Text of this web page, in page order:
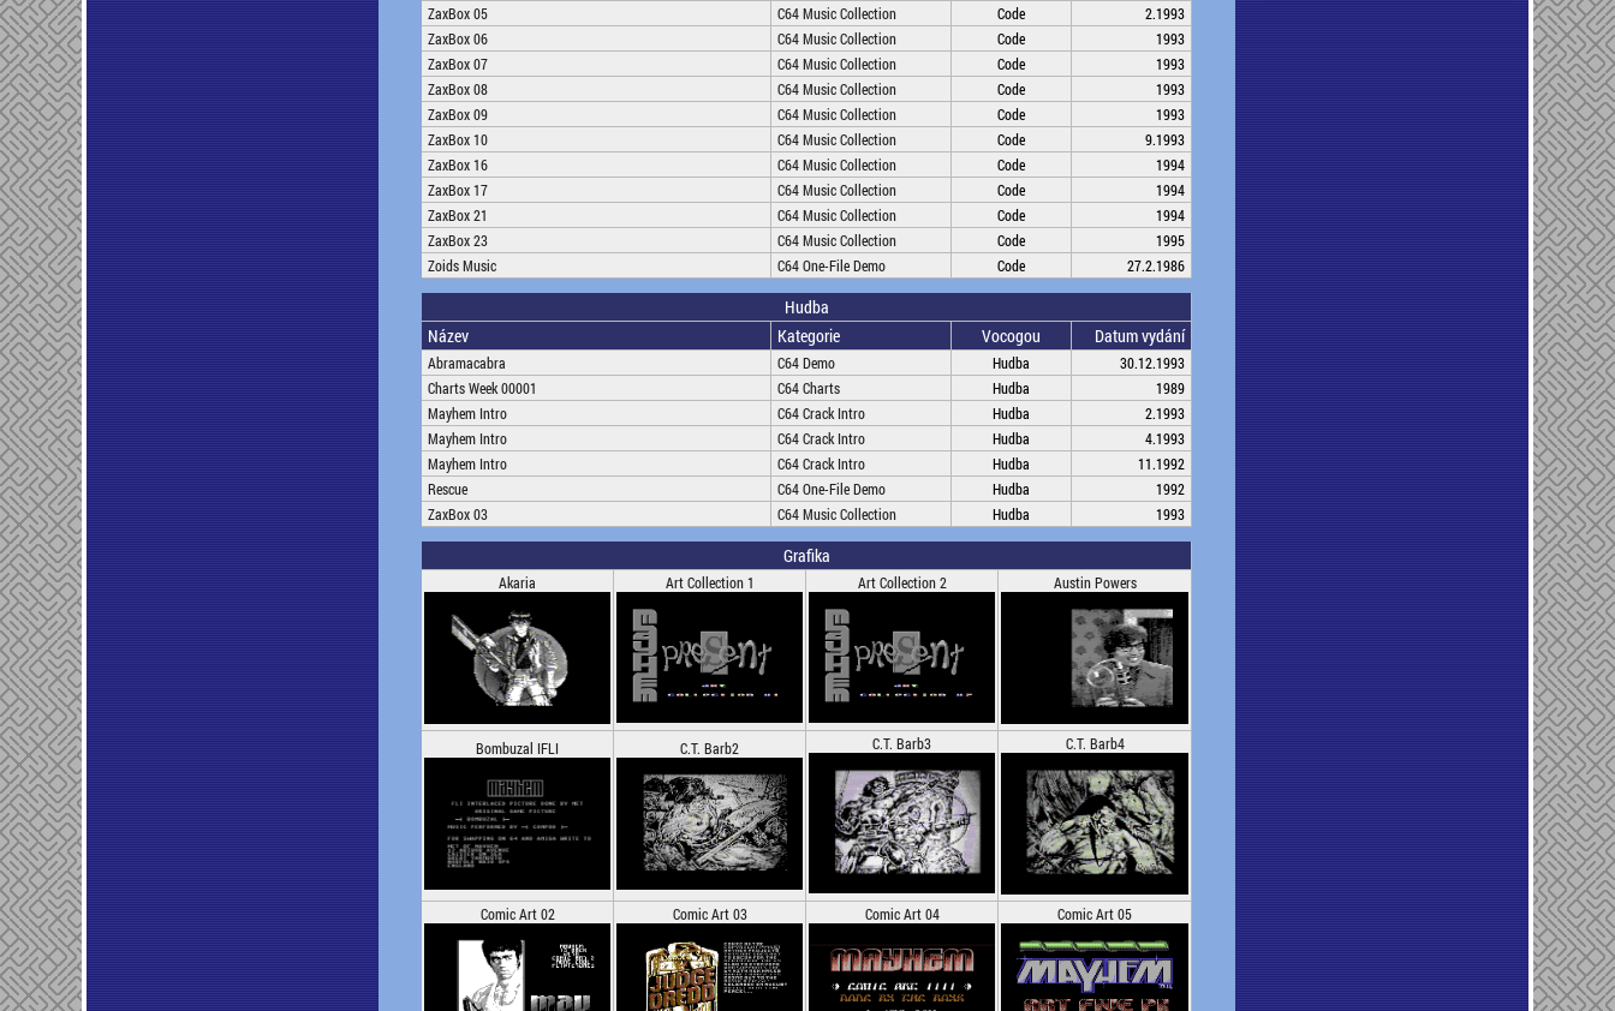
ZaxBox 05
C64 Music Collection Code
2.1993
ZaxBox 06
C64 Music Collection Code
1993
ZaxBox 07
C64 Music Collection Code
1993
ZaxBox 08
C64 Music Collection Code
1993
ZaxBox 09
C64 Music Collection Code
1993
ZaxBox 10
C64 Music Collection Code
9.1993
ZaxBox 16
C64 Music Collection Code
1994
ZaxBox 17
C64 Music Collection Code
1994
ZaxBox 21
C64 Music Collection Code
1994
ZaxBox 23
C64 Music Collection Code
1995
Zoids Music
C64 One-File Demo Code 27.2.1986
Hudba
Název
Kategorie Vocogou Datum vydání
Abramacabra C64 Demo Hudba
30.12.1993
Charts Week 00001
C64 Charts Hudba
1989
Mayhem Intro
C64 Crack Intro Hudba
2.1993
Mayhem Intro
C64 Crack Intro Hudba
4.1993
Mayhem Intro
C64 Crack Intro Hudba
11.1992
Rescue
C64 One-File Demo Hudba
1992
ZaxBox 03
C64 Music Collection Hudba 1993
Grafika
Akaria Art Collection 1 Art Collection 2 Austin Powers
Bombuzal IFLI C.T. Barb2 C.T. Barb3 C.T. Barb4
Comic Art 02 Comic Art 03 Comic Art 04 Comic Art 05